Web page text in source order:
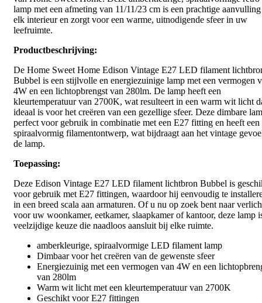
lamp met een afmeting van 11/11/23 cm is een prachtige
elk interieur en zorgt voor een warme, uitnodigende sfeer in uw
leefruimte.
Productbeschrijving:
De Home Sweet Home Edison Vintage E27 LED filament
Bubbel is een stijlvolle en energiezuinige lamp met een vermogen
4W en een lichtopbrengst van 280lm. De lamp heeft een
kleurtemperatuur van 2700K, wat resulteert in een warm wit licht
ideaal is voor het creëren van een gezellige sfeer. Deze dimbare
perfect voor gebruik in combinatie met een E27 fitting en heeft
spiraalvormig filamentontwerp, wat bijdraagt aan het vintage
de lamp.
Toepassing:
Deze Edison Vintage E27 LED filament lichtbron Bubbel is
voor gebruik met E27 fittingen, waardoor hij eenvoudig te
in een breed scala aan armaturen. Of u nu op zoek bent naar
voor uw woonkamer, eetkamer, slaapkamer of kantoor, deze lamp
veelzijdige keuze die naadloos aansluit bij elke ruimte.
amberkleurige, spiraalvormige LED filament lamp
Dimbaar voor het creëren van de gewenste sfeer
Energiezuinig met een vermogen van 4W en een
van 280lm
Warm wit licht met een kleurtemperatuur van 2700K
Geschikt voor E27 fittingen